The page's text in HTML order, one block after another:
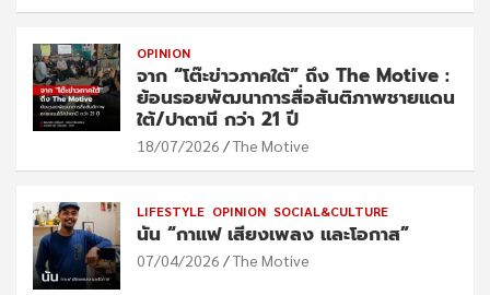
OPINION
จาก “โต๊ะข่าวภาคใต้” ถึง The Motive :
ย้อนรอยพัฒนาการสื่อสันติภาพชายแดน
ใต้/ปาตานี กว่า 21 ปี
18/07/2026 The Motive
LIFESTYLE OPINION SOCIAL&CULTURE
นัน “กาแฟ เสียงเพลง และโอกาส”
07/04/2026 The Motive